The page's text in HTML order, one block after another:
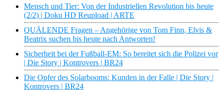
Mensch und Tier: Von der Industriellen Revolution bis heute
(2/2) | Doku HD Reupload | ARTE
QUÄLENDE Fragen – Angehörige von Tom Finn, Elvis &
Beatrix suchen bis heute nach Antworten!
Sicherheit bei der Fußball-EM: So bereitet sich die Polizei vor
| Die Story | Kontrovers | BR24
Die Opfer des Solarbooms: Kunden in der Falle | Die Story |
Kontrovers | BR24